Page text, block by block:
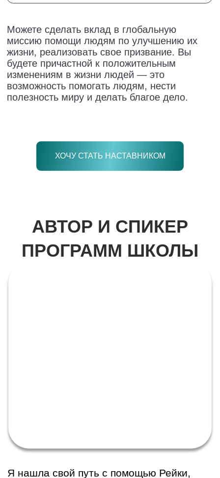
ХОЧУ СТАТЬ НАСТАВНИКОМ